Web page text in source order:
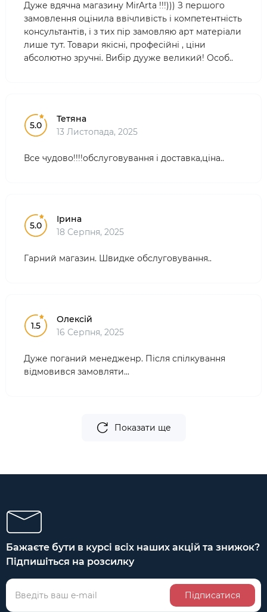
Дуже вдячна магазину MirArta !!!))) З першого
замовлення оцінила ввічливість і компетентність
консультантів, і з тих пір замовляю арт матеріали
лише тут. Товари якісні, професійні , ціни
абсолютно зручні. Вибір дууже великий! Особ..
5.0
Тетяна
13 Листопада, 2025
Все чудово!!!!обслуговування і доставка,ціна..
5.0
Ірина
18 Серпня, 2025
Гарний магазин. Швидке обслуговування..
1.5
Олексій
16 Серпня, 2025
Дуже поганий менедженр. Після спілкування
відмовився замовляти...
Показати ще
Бажаєте бути в курсі всіх наших акцій та знижок?
Підпишіться на розсилку
Підписатися